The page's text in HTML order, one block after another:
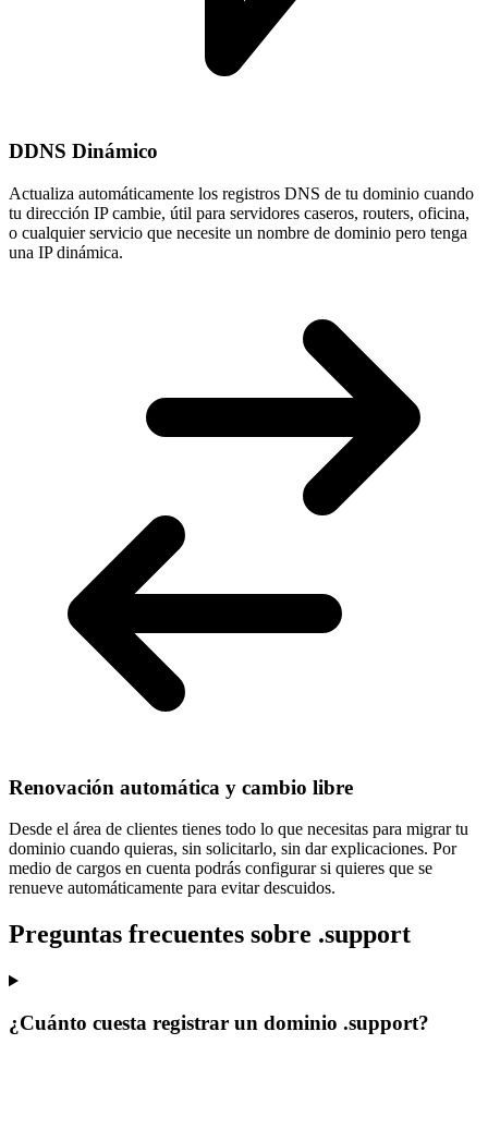
DDNS Dinámico
Actualiza automáticamente los registros DNS de tu dominio cuando
tu dirección IP cambie, útil para servidores caseros, routers, oficina,
o cualquier servicio que necesite un nombre de dominio pero tenga
una IP dinámica.
Renovación automática y cambio libre
Desde el área de clientes tienes todo lo que necesitas para migrar tu
dominio cuando quieras, sin solicitarlo, sin dar explicaciones. Por
medio de cargos en cuenta podrás configurar si quieres que se
renueve automáticamente para evitar descuidos.
Preguntas frecuentes sobre .support
¿Cuánto cuesta registrar un dominio .support?